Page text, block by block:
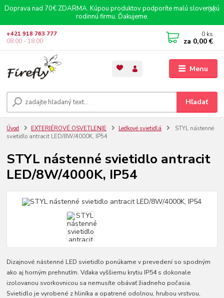
Doprava nad 70€ ZDARMA. Kúpou produktov podporíte malú slovenskú
rodinnú firmu. Ďakujeme.
Menu
Hľadať
+421 918 763 777
08.00 - 18.00
0 ks
za 0,00 €
Úvod EXTERIÉROVÉ OSVETLENIE Ledkové svietidlá
STYL nástenné
svietidlo antracit LED/8W/4000K, IP54
STYL nástenné svietidlo antracit
LED/8W/4000K, IP54
Dizajnové nástenné LED svietidlo ponúkame v prevedení so spodným
ako aj horným prehnutím. Vďaka vyššiemu krytiu IP54 s dokonale
izolovanou svorkovnicou sa nemusíte obávať žiadneho počasia.
Svietidlo je vyrobené z hliníka a opatrené odolnou, hrubou vrstvou,